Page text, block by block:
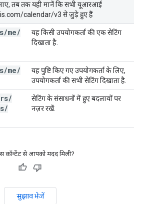
तब तक यही मानें कि सभी यूआरआई
calendar/v3 से जुड़े हुए हैं
/me/
यह किसी उपयोगकर्ता की एक सेटिंग
दिखाता है.
/me/
यह पुष्टि किए गए उपयोगकर्ता के लिए,
उपयोगकर्ता की सभी सेटिंग दिखाता है.
/
/
सेटिंग के संसाधनों में हुए बदलावों पर
नज़र रखें.
कॉन्टेंट से आपको मदद मिली?
सुझाव भेजें